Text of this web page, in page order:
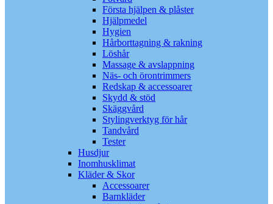
Första hjälpen & plåster
Hjälpmedel
Hygien
Hårborttagning & rakning
Löshår
Massage & avslappning
Näs- och örontrimmers
Redskap & accessoarer
Skydd & stöd
Skäggvård
Stylingverktyg för hår
Tandvård
Tester
Husdjur
Inomhusklimat
Kläder & Skor
Accessoarer
Barnkläder